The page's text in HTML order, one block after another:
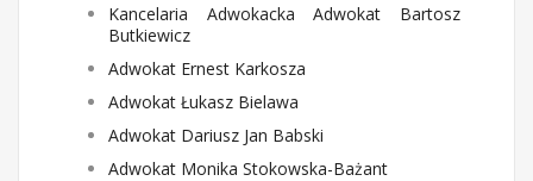
Kancelaria Adwokacka Adwokat Bartosz
Butkiewicz
Adwokat Ernest Karkosza
Adwokat Łukasz Bielawa
Adwokat Dariusz Jan Babski
Adwokat Monika Stokowska-Bażant